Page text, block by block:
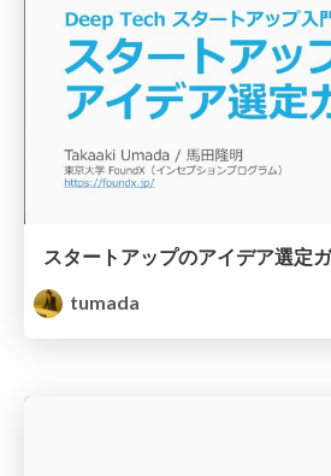
スタートアップのアイデア選定
tumada